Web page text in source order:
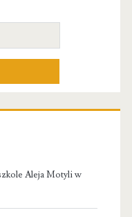
Aleja Motyli w